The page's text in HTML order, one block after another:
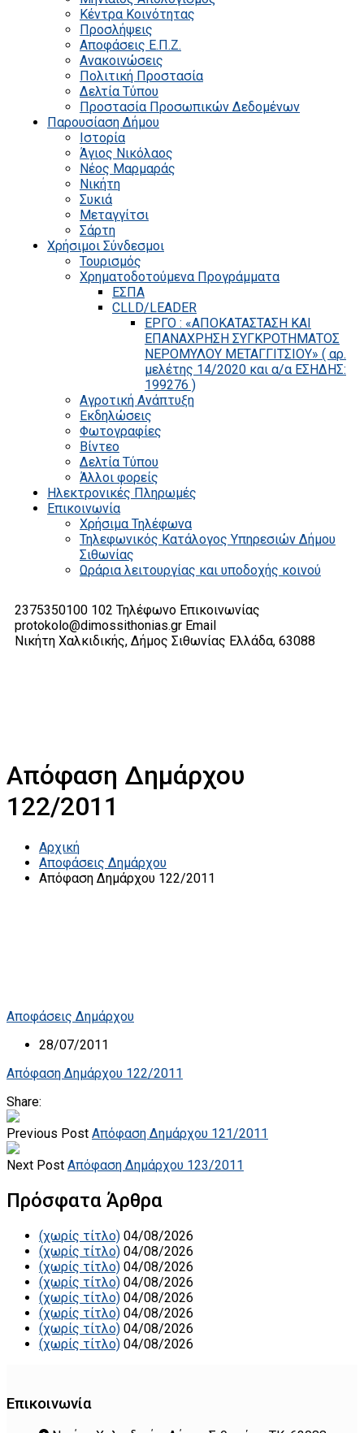
Κέντρα Κοινότητας
Προσλήψεις
Αποφάσεις Ε.Π.Ζ.
Ανακοινώσεις
Πολιτική Προστασία
Δελτία Τύπου
Προστασία Προσωπικών Δεδομένων
Παρουσίαση Δήμου
Ιστορία
Άγιος Νικόλαος
Νέος Μαρμαράς
Νικήτη
Συκιά
Μεταγγίτσι
Σάρτη
Χρήσιμοι Σύνδεσμοι
Τουρισμός
Χρηματοδοτούμενα Προγράμματα
ΕΣΠΑ
CLLD/LEADER
ΕΡΓΟ : «ΑΠΟΚΑΤΑΣΤΑΣΗ ΚΑΙ
ΕΠΑΝΑΧΡΗΣΗ ΣΥΓΚΡΟΤΗΜΑΤΟΣ
ΝΕΡΟΜΥΛΟΥ ΜΕΤΑΓΓΙΤΣΙΟΥ» ( αρ.
μελέτης 14/2020 και α/α ΕΣΗΔΗΣ:
199276 )
Αγροτική Ανάπτυξη
Εκδηλώσεις
Φωτογραφίες
Βίντεο
Δελτία Τύπου
Άλλοι φορείς
Ηλεκτρονικές Πληρωμές
Επικοινωνία
Χρήσιμα Τηλέφωνα
Τηλεφωνικός Κατάλογος Υπηρεσιών Δήμου
Σιθωνίας
Ωράρια λειτουργίας και υποδοχής κοινού
2375350100 102 Τηλέφωνο Επικοινωνίας
protokolo@dimossithonias.gr Email
Νικήτη Χαλκιδικής, Δήμος Σιθωνίας Ελλάδα, 63088
Απόφαση Δημάρχου
122/2011
Αρχική
Αποφάσεις Δημάρχου
Απόφαση Δημάρχου 122/2011
Αποφάσεις Δημάρχου
28/07/2011
Απόφαση Δημάρχου 122/2011
Share:
Previous Post Απόφαση Δημάρχου 121/2011
Next Post Απόφαση Δημάρχου 123/2011
Πρόσφατα Άρθρα
(χωρίς τίτλο) 04/08/2026
(χωρίς τίτλο) 04/08/2026
(χωρίς τίτλο) 04/08/2026
(χωρίς τίτλο) 04/08/2026
(χωρίς τίτλο) 04/08/2026
(χωρίς τίτλο) 04/08/2026
(χωρίς τίτλο) 04/08/2026
(χωρίς τίτλο) 04/08/2026
Επικοινωνία